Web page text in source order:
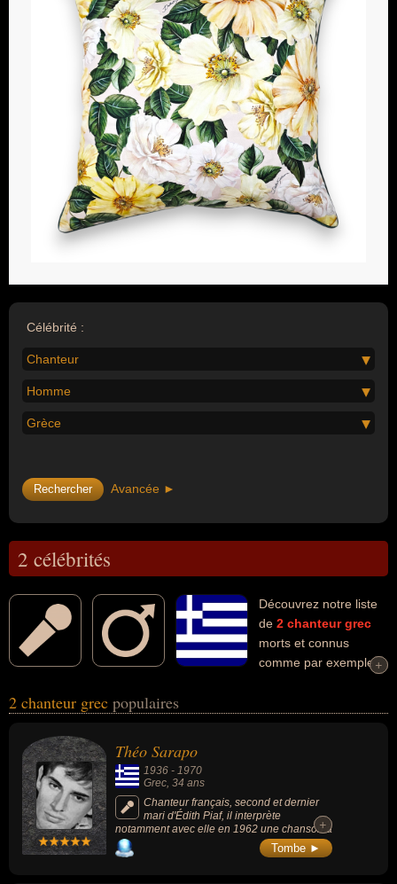
Célébrité :
Chanteur
Homme
Grèce
Avancée ►
2 célébrités
Découvrez notre liste
de 2 chanteur grec
morts et connus
comme par exemple :
masculin) peuvent avoir des liens variés dans les domaines de l'art,
été artiste, conjoint de célébrité ou musicien.
+
+
2 chanteur grec populaires
Théo Sarapo
1936 - 1970
Grec, 34 ans
Chanteur français, second et dernier
mari d'Édith Piaf, il interprète
notamment avec elle en 1962 une chanson à
succès de Michel Emer « À quoi ça sert
l'amour ».
+
+
Tombe ►